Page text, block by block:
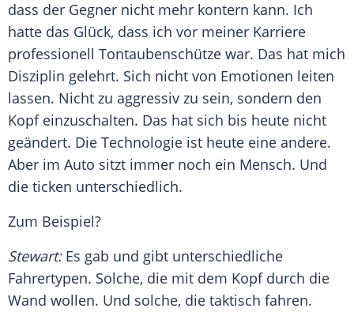
dass der Gegner nicht mehr kontern kann. Ich
hatte das Glück, dass ich vor meiner Karriere
professionell Tontaubenschütze war. Das hat mich
Disziplin gelehrt. Sich nicht von Emotionen leiten
lassen. Nicht zu aggressiv zu sein, sondern den
Kopf einzuschalten. Das hat sich bis heute nicht
geändert. Die Technologie ist heute eine andere.
Aber im Auto sitzt immer noch ein Mensch. Und
die ticken unterschiedlich.
Zum Beispiel?
Stewart:Es gab und gibt unterschiedliche
Fahrertypen. Solche, die mit dem Kopf durch die
Wand wollen. Und solche, die taktisch fahren.